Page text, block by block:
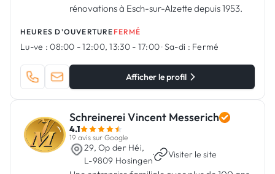
rénovations à Esch-sur-Alzette depuis 1953.
HEURES D'OUVERTURE FERMÉ
Lu-ve : 08:00 - 12:00, 13:30 - 17:00·Sa-di : Fermé
Afficher le profil
Schreinerei Vincent Messerich
4.1
19 avis sur Google
29, Op der Héi,
L-9809 Hosingen
· Visiter le site